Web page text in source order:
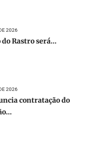
2026
Rastro será...
2026
contratação do